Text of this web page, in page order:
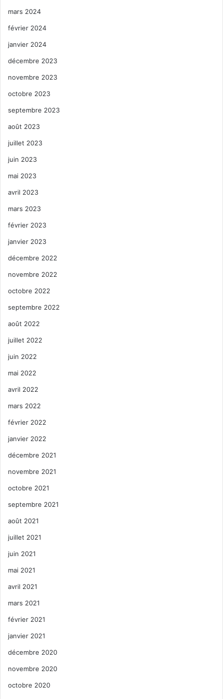
mars 2024
février 2024
janvier 2024
décembre 2023
novembre 2023
octobre 2023
septembre 2023
août 2023
juillet 2023
juin 2023
mai 2023
avril 2023
mars 2023
février 2023
janvier 2023
décembre 2022
novembre 2022
octobre 2022
septembre 2022
août 2022
juillet 2022
juin 2022
mai 2022
avril 2022
mars 2022
février 2022
janvier 2022
décembre 2021
novembre 2021
octobre 2021
septembre 2021
août 2021
juillet 2021
juin 2021
mai 2021
avril 2021
mars 2021
février 2021
janvier 2021
décembre 2020
novembre 2020
octobre 2020